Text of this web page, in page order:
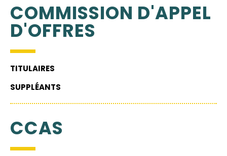
COMMISSION D'APPEL
D'OFFRES
TITULAIRES
SUPPLÉANTS
CCAS